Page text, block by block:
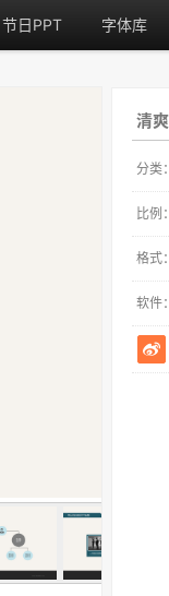
节日PPT 字体库
清
分类：
比例：
格式：
软件：